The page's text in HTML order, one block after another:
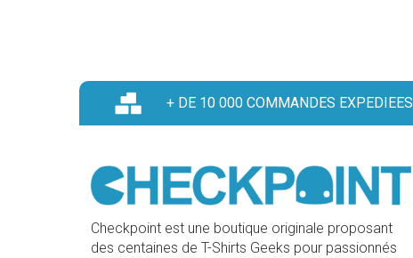
+ DE 10 000 COMMANDES EXPEDIEES
Checkpoint est une boutique originale proposant
des centaines de T-Shirts Geeks pour passionnés